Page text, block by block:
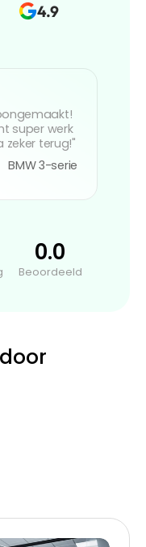
4.9
super werk
zeker terug!"
BMW 3-serie
0.0
Beoordeeld